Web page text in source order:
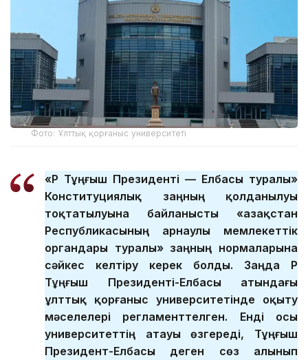
Фото: Ұлттық қорғаныс университеті
«ҚР Тұңғыш Президенті — Елбасы туралы»
Конституциялық заңның қолданылуы
тоқтатылуына байланысты «Қазақстан
Республикасының арнаулы мемлекеттік
органдары туралы» заңның нормаларына
сәйкес келтіру керек болды. Заңда ҚР
Тұңғыш Президенті-Елбасы атындағы
ұлттық қорғаныс университетінде оқыту
мәселелері регламенттелген. Енді осы
университеттің атауы өзгереді, Тұңғыш
Президент-Елбасы деген сөз алынып